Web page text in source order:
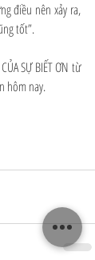
điều nên xảy ra,
tốt”.
SỰ BIẾT ƠN từ
hôm nay.